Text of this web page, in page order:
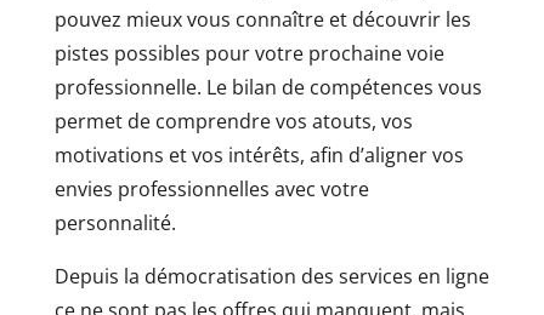
pouvez mieux vous connaître et découvrir les
pistes possibles pour votre prochaine voie
professionnelle. Le bilan de compétences vous
permet de comprendre vos atouts, vos
motivations et vos intérêts, afin d’aligner vos
envies professionnelles avec votre
personnalité.
Depuis la démocratisation des services en ligne